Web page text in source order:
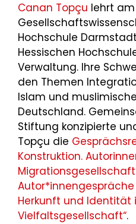
Canan Topçu lehrt
Hochschule
Hessischen
Verwaltung. Ihre
den Themen
Islam und
Deutschland.
Stiftung konzipierte
Topçu die
Konstruktion.
Autor*innengespräche
Herkunft und Identität
Vielfaltsgesellschaft“.